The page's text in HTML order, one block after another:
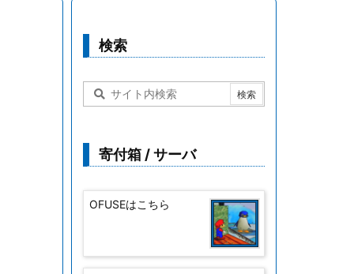
検索
寄付箱 / サーバ
OFUSEはこちら